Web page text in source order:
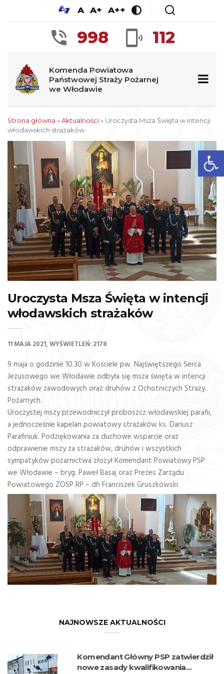
A A+ A++
998 112
Komenda Powiatowa
Państwowej Straży Pożarnej
we Włodawie
Strona główna »Aktualności» Uroczysta Msza Święta w intencji
włodawskich strażaków
Uroczysta Msza Święta w intencji
włodawskich strażaków
11 MAJA 2021 WYŚWIETLEŃ: 2178
9 maja o godzinie 10.30 w Kościele pw. Najświętszego Serca
Jezusowego we Włodawie odbyła się msza święta w intencji
strażaków zawodowych oraz druhów z Ochotniczych Straży
Pożarnych.
Uroczystej mszy przewodniczył proboszcz włodawskiej parafii,
a jednocześnie kapelan powiatowy strażaków ks. Dariusz
Parafiniuk. Podziękowania za duchowe wsparcie oraz
odprawienie mszy za strażaków, druhów i wszystkich
sympatyków pożarnictwa złożył Komendant Powiatowy PSP
we Włodawie – bryg. Paweł Basaj oraz Prezes Zarządu
Powiatowego ZOSP RP – dh Franciszek Gruszkowski.
NAJNOWSZE AKTUALNOŚCI
Komendant Główny PSP zatwierdził
nowe zasady kwalifikowania